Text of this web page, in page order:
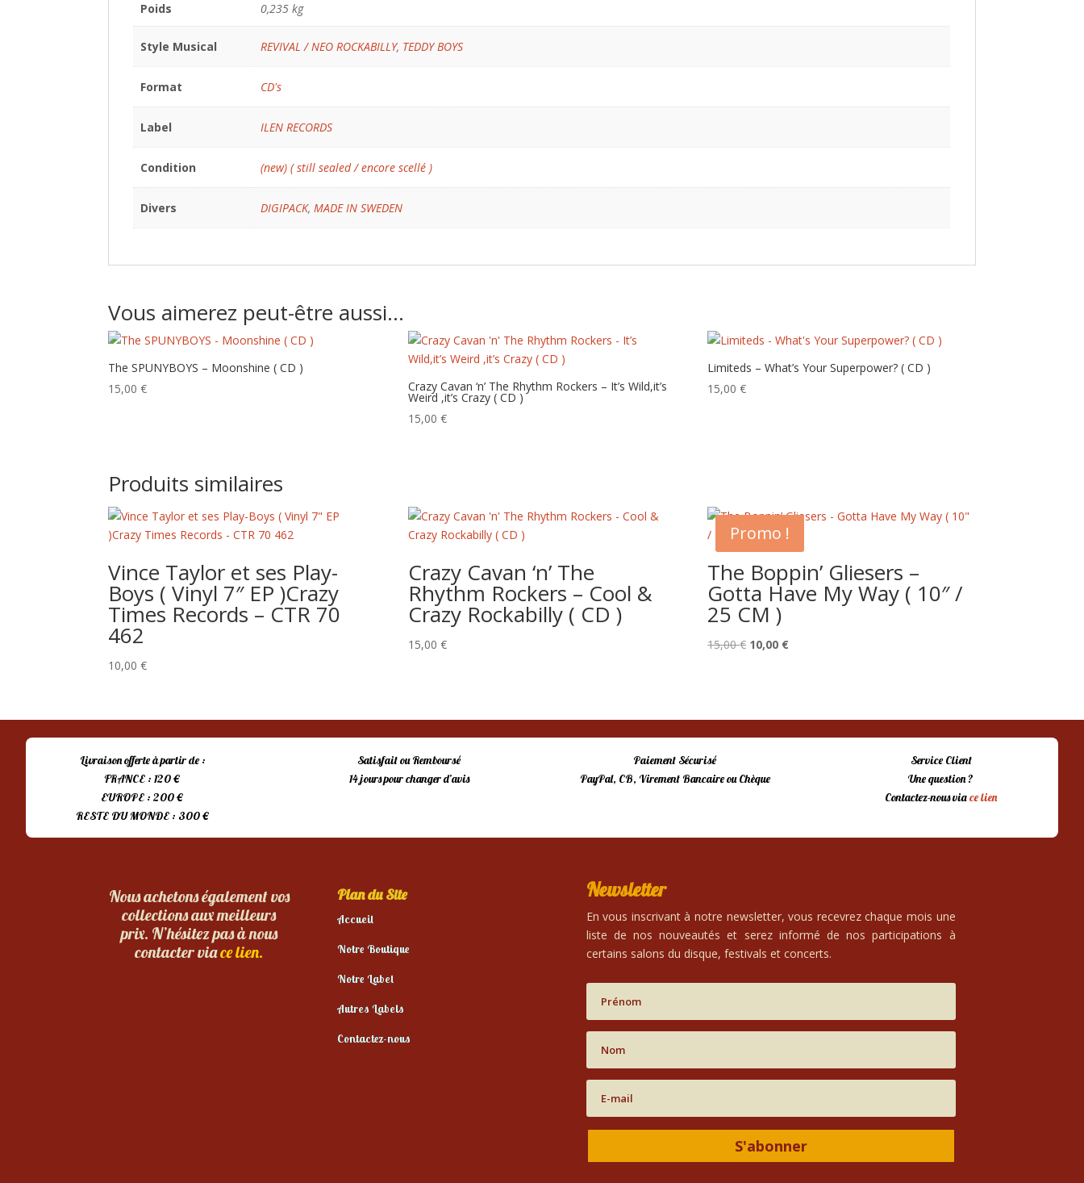
Poids 0,235 kg
Style Musical REVIVAL / NEO ROCKABILLY, TEDDY BOYS
Format CD's
Label ILEN RECORDS
Condition (new) ( still sealed / encore scellé )
Divers DIGIPACK,MADE IN SWEDEN
Vous aimerez peut-être aussi…
The SPUNYBOYS – Moonshine ( CD )
15,00€ Crazy Cavan ‘n’ The Rhythm Rockers – It’s Wild,it’s
Weird ,it’s Crazy ( CD )
15,00 €
Limiteds – What’s Your Superpower? ( CD )
15,00€
Produits similaires
Vince Taylor et ses Play-
Boys ( Vinyl 7″ EP )Crazy
Times Records – CTR 70
462
10,00€
Crazy Cavan ‘n’ The
Rhythm Rockers – Cool &
Crazy Rockabilly ( CD )
15,00 €
Promo !
The Boppin’ Gliesers –
Gotta Have My Way ( 10″ /
25 CM )
15,00€ Le
15,00 €.
10,00 €Le
10,00 €.
Livraison offerte à partir de :
FRANCE : 120 €
EUROPE : 200 €
RESTE DU MONDE : 300 €
Satisfait ou Remboursé
14 jours pour changer d’avis
Paiement Sécurisé
PayPal, CB, Virement Bancaire ou Chèque
Service Client
Une question ?
Contactez-nous viace lien
Nous achetons également vos
collections aux meilleurs
prix. N’hésitez pas à nous
contacter viace lien.
Plan du Site
Accueil
Notre Boutique
Notre Label
Autres Labels
Contactez-nous
Newsletter
En vous inscrivant à notre newsletter, vous recevrez chaque mois une
liste de nos nouveautés et serez informé de nos participations à
certains salons du disque, festivals et concerts.
S'abonner